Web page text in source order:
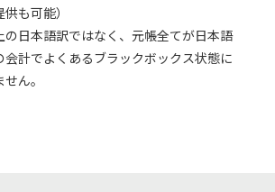
も可能）
の日本語訳ではなく、元帳全てが日本語
会計でよくあるブラックボックス状態に
ん。